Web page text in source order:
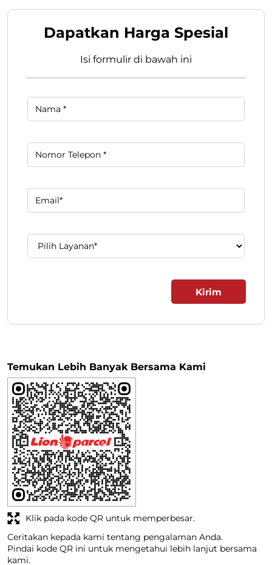
Dapatkan Harga Spesial
Isi formulir di bawah ini
Temukan Lebih Banyak Bersama Kami
Ceritakan kepada kami tentang pengalaman Anda.
Pindai kode QR ini untuk mengetahui lebih lanjut bersama
kami.
Klik pada kode QR untuk memperbesar.